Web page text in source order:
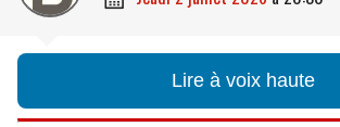
Lire à voix haute